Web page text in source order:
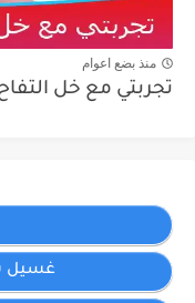
منذ بضع اعوام
تجربتي مع خل
غسيل